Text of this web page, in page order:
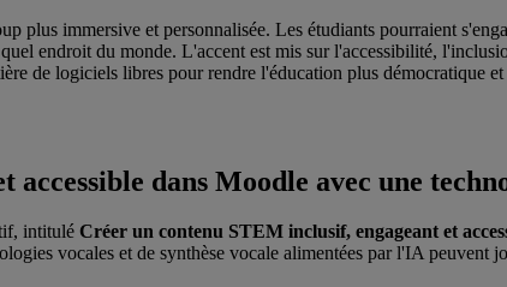
plus immersive et personnalisée. Les étudiants pourraient
endroit du monde. L'accent est mis sur l'accessibilité,
de logiciels libres pour rendre l'éducation plus démocratique et
dans Moodle avec une
intitulé Créer un contenu STEM inclusif, engageant et
vocales et de synthèse vocale alimentées par l'IA peuvent